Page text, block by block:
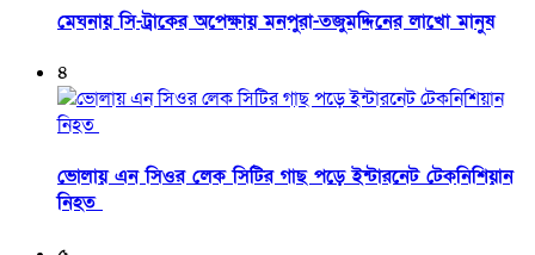
মেঘনায় সি-ট্রাকের অপেক্ষায় মনপুরা-তজুমদ্দিনের লাখো মানুষ
৪
ভোলায় এন সিওর লেক সিটির গাছ পড়ে ইন্টারনেট টেকনিশিয়ান
নিহত